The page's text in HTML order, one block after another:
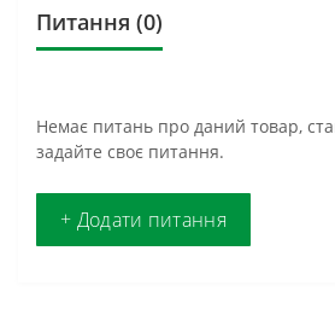
Питання (0)
Немає питань про даний товар,
задайте своє питання.
+ Додати питання